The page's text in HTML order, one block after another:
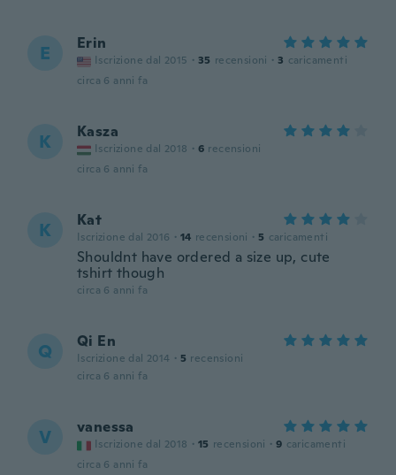
E Erin
Iscrizione dal 2015 · 35 recensioni · 3 caricamenti
circa 6 anni fa
K Kasza
Iscrizione dal 2018 · 6 recensioni
circa 6 anni fa
K Kat
Iscrizione dal 2016 · 14 recensioni · 5 caricamenti
Shouldnt have ordered a size up, cute
tshirt though
circa 6 anni fa
Q Qi En
Iscrizione dal 2014 · 5 recensioni
circa 6 anni fa
V vanessa
Iscrizione dal 2018 · 15 recensioni · 9 caricamenti
circa 6 anni fa